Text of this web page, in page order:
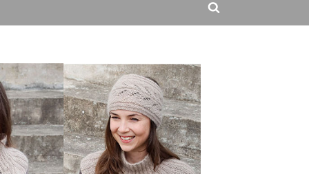
Toggle